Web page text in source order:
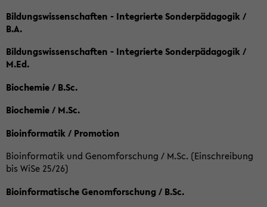
Bildungswissenschaften - Integrierte Sonderpädagogik /
B.A.
Bildungswissenschaften - Integrierte Sonderpädagogik /
M.Ed.
Biochemie / B.Sc.
Biochemie / M.Sc.
Bioinformatik / Promotion
Bioinformatik und Genomforschung / M.Sc. (Einschreibung
bis WiSe 25/26)
Bioinformatische Genomforschung / B.Sc.